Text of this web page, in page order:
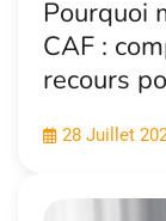
Pourquoi
CAF :
recours
28 Juillet